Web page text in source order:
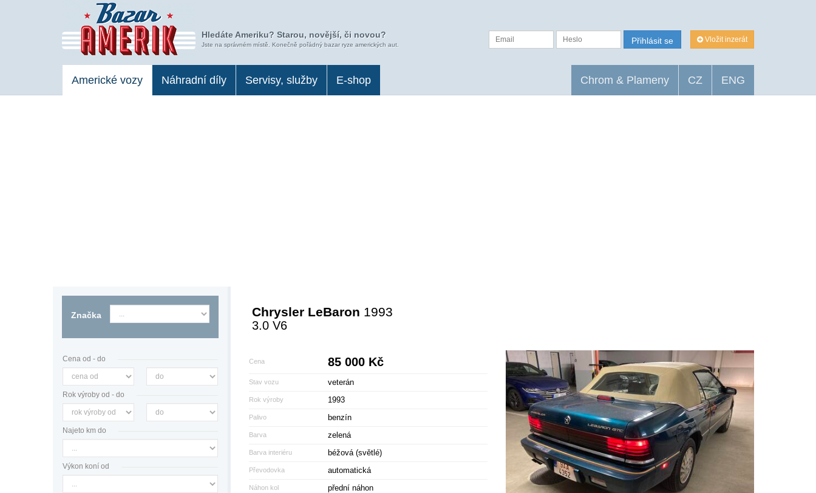
Hledáte Ameriku? Starou, novější, či novou?
Jste na správném místě. Konečně pořádný bazar ryze amerických aut.
Vložit inzerát
Přihlásit se
Americké vozy Náhradní díly Servisy, služby E-shop Chrom & Plameny CZ ENG
Chrysler LeBaron 1993
3.0 V6
Cena 85 000 Kč
Stav vozu veterán
Rok výroby 1993
Palivo benzín
Barva zelená
Barva interiéru béžová (světlé)
Převodovka automatická
Náhon kol přední náhon
Značka
Cena od - do
Rok výroby od - do
Najeto km do
Výkon koní od